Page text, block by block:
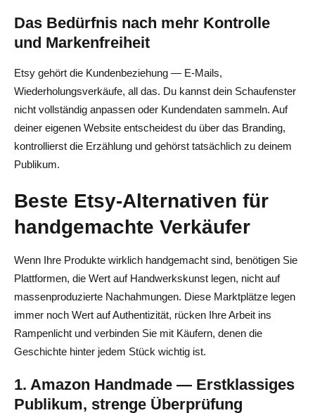
Das Bedürfnis nach mehr Kontrolle
und Markenfreiheit
Etsy gehört die Kundenbeziehung — E-Mails,
Wiederholungsverkäufe, all das. Du kannst dein Schaufenster
nicht vollständig anpassen oder Kundendaten sammeln. Auf
deiner eigenen Website entscheidest du über das Branding,
kontrollierst die Erzählung und gehörst tatsächlich zu deinem
Publikum.
Beste Etsy-Alternativen für
handgemachte Verkäufer
Wenn Ihre Produkte wirklich handgemacht sind, benötigen Sie
Plattformen, die Wert auf Handwerkskunst legen, nicht auf
massenproduzierte Nachahmungen. Diese Marktplätze legen
immer noch Wert auf Authentizität, rücken Ihre Arbeit ins
Rampenlicht und verbinden Sie mit Käufern, denen die
Geschichte hinter jedem Stück wichtig ist.
1. Amazon Handmade — Erstklassiges
Publikum, strenge Überprüfung